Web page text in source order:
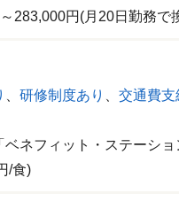
283,000円(月20日勤務で
研修制度あり
交通費支
ベネフィット・ステーシ
/食)